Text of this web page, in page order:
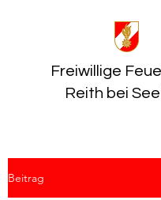
Freiwillige
Reith bei
Beitrag